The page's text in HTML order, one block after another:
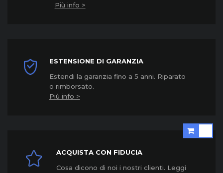
Più info >
ESTENSIONE DI GARANZIA
Estendi la garanzia fino a 5 anni. Riparato
o rimborsato.
Più info >
ACQUISTA CON FIDUCIA
Cosa dicono di noi i nostri clienti. Leggi